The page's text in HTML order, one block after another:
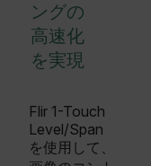
ングの
高速化
を実現
Flir 1-Touch
Level/Span
を使用して、